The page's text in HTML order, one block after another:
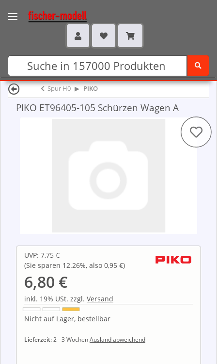
Spur H0 PIKO
PIKO ET96405-105 Schürzen Wagen A
UVP: 7,75 €
(Sie sparen 12.26%, also 0,95 €)
6,80 €
inkl. 19% USt. zzgl. Versand
Nicht auf Lager, bestellbar
Lieferzeit:2 - 3 WochenAusland abweichend